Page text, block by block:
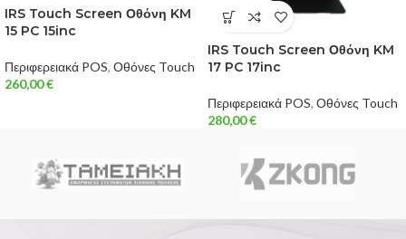
IRS Touch Screen Οθόνη KM
15 PC 15inc
Περιφερειακά POS, Οθόνες Touch
260,00€
IRS Touch Screen Οθόνη KM
17 PC 17inc
Περιφερειακά POS, Οθόνες Touch
280,00€